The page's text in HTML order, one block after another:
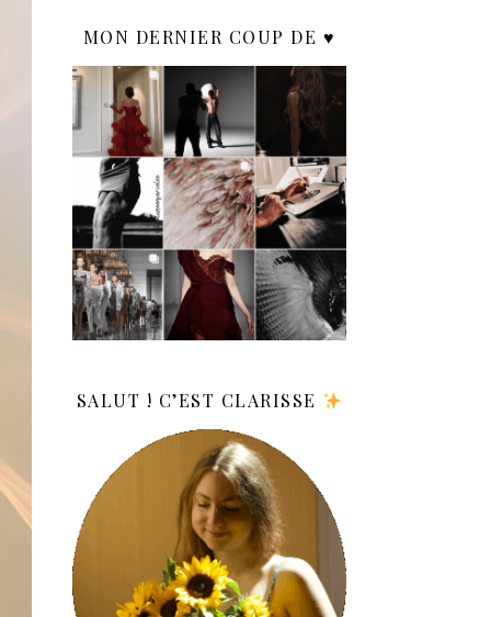
MON DERNIER COUP DE ♥️
SALUT ! C’EST CLARISSE